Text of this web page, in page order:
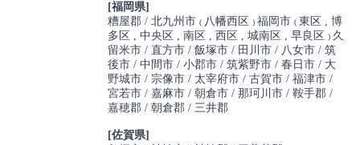
[福岡県]
糟屋郡 北九州市( 八幡西区)福岡市( 東区
博
多区
中央区 南区 西区 城南区 早良区) 久
留米市 直方市 飯塚市 田川市 八女市 筑
後市 中間市 小郡市 筑紫野市 春日市 大
野城市 宗像市 太宰府市 古賀市 福津市
宮若市 嘉麻市 朝倉市 那珂川市 鞍手郡
嘉穂郡 朝倉郡 三井郡
[佐賀県]